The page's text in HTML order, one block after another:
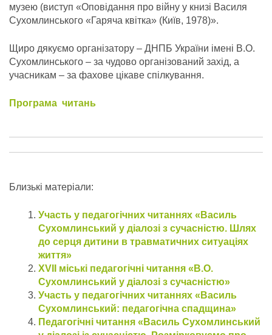
музею (виступ «Оповідання про війну у книзі Василя
Сухомлинського «Гаряча квітка» (Київ, 1978)».
Щиро дякуємо організатору – ДНПБ України імені В.О.
Сухомлинського – за чудово організований захід, а
учасникам – за фахове цікаве спілкування.
Програма читань
Близькі матеріали:
Участь у педагогічних читаннях «Василь
Сухомлинський у діалозі з сучасністю. Шлях
до серця дитини в травматичних ситуаціях
життя»
ХVIІ міські педагогічні читання «В.О.
Сухомлинський у діалозі з сучасністю»
Участь у педагогічних читаннях «Василь
Сухомлинський: педагогічна спадщина»
Педагогічні читання «Василь Сухомлинський